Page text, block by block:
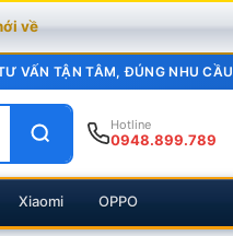
về
VẤN TẬN TÂM, ĐÚNG NHU CẦU
Hotline
0948.899.789
Xiaomi OPPO